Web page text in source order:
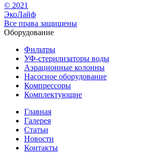
© 2021
ЭкоЛайф
Все права защищены
Оборудование
Фильтры
УФ-стерилизаторы воды
Аэрационные колонны
Насосное оборудование
Компрессоры
Комплектующие
Главная
Галерея
Статьи
Новости
Контакты